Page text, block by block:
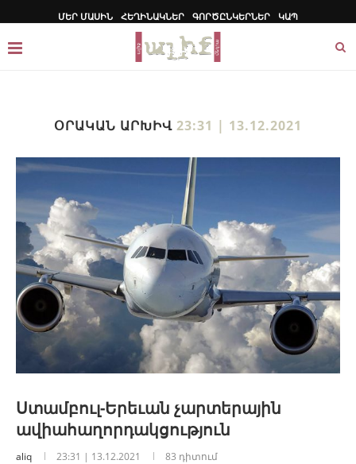
ՄԵՐ ՄԱՍԻՆ ՀԵՂԻՆԱԿՆԵՐ ԳՈՐԾԸՆԿԵՐՆԵՐ ԿԱՊ
ՕՐԱԿԱՆ ԱՐԽԻՎ 23:31 | 13.12.2021
Ստամբուլ-Երեւան չարտերային
ավիահաղորդակցություն
aliq 23:31 | 13.12.2021 83 դիտում